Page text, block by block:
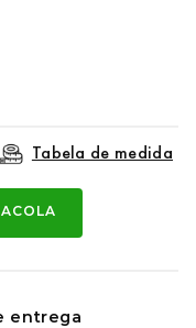
Tabela de medida
entrega